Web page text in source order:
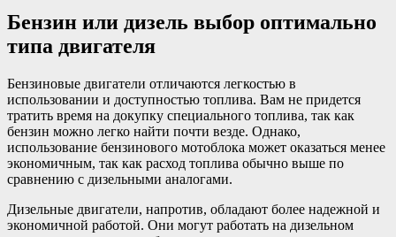
Бензин или дизель выбор оптимально
типа двигателя
Бензиновые двигатели отличаются легкостью в
использовании и доступностью топлива. Вам не придется
тратить время на докупку специального топлива, так как
бензин можно легко найти почти везде. Однако,
использование бензинового мотоблока может оказаться менее
экономичным, так как расход топлива обычно выше по
сравнению с дизельными аналогами.
Дизельные двигатели, напротив, обладают более надежной и
экономичной работой. Они могут работать на дизельном